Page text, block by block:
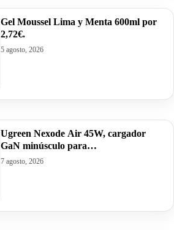
Gel Moussel Lima y Menta 600ml por
2,72€.
5 agosto, 2026
Ugreen Nexode Air 45W, cargador
GaN minúsculo para…
7 agosto, 2026